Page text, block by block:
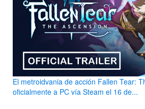
El metroidvania de acción Fallen Tear:
oficialmente a PC vía Steam el 16 de...